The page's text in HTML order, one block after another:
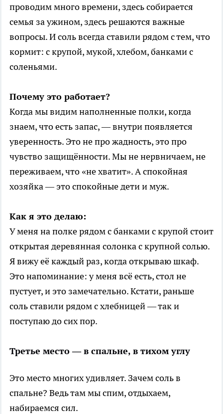
проводим много времени, здесь собирается
семья за ужином, здесь решаются важные
вопросы. И соль всегда ставили рядом с тем, что
кормит: с крупой, мукой, хлебом, банками с
соленьями.
Почему это работает?
Когда мы видим наполненные полки, когда
знаем, что есть запас, — внутри появляется
уверенность. Это не про жадность, это про
чувство защищённости. Мы не нервничаем, не
переживаем, что «не хватит». А спокойная
хозяйка — это спокойные дети и муж.
Как я это делаю:
У меня на полке рядом с банками с крупой стоит
открытая деревянная солонка с крупной солью.
Я вижу её каждый раз, когда открываю шкаф.
Это напоминание: у меня всё есть, стол не
пустует, и это замечательно. Кстати, раньше
соль ставили рядом с хлебницей — так и
поступаю до сих пор.
Третье место — в спальне, в тихом углу
Это место многих удивляет. Зачем соль в
спальне? Ведь там мы спим, отдыхаем,
набираемся сил.